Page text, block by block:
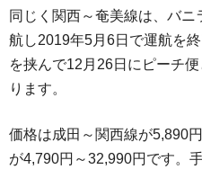
同じく関西～奄美線は、バ
航し2019年5月6日で運航を
を挟んで12月26日にピーチ
ります。
価格は成田～関西線が5,890
が4,790円～32,990円です。